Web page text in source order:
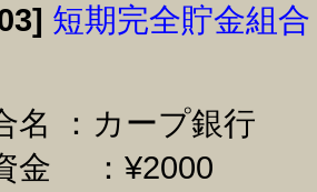
短期完全貯金組合
名 ：カープ銀行
金 ：¥2000